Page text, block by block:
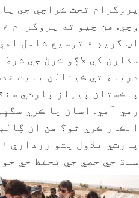
پروگرام تحت ڪراچي جي
اپ گريڊ ۽ توسيع شامل
سڌارن کي لاڳو ڪرڻ جي
درياءَ تي ڪينالن بابت
پاڪستان پيپلز پارٽي
رهي آهي. اسان ڇا ڪري
انڪار ڪري ٿو؟ هن ان
پارٽي بلاول ڀٽو
سنڌ جي حصي جي تحفظ جي